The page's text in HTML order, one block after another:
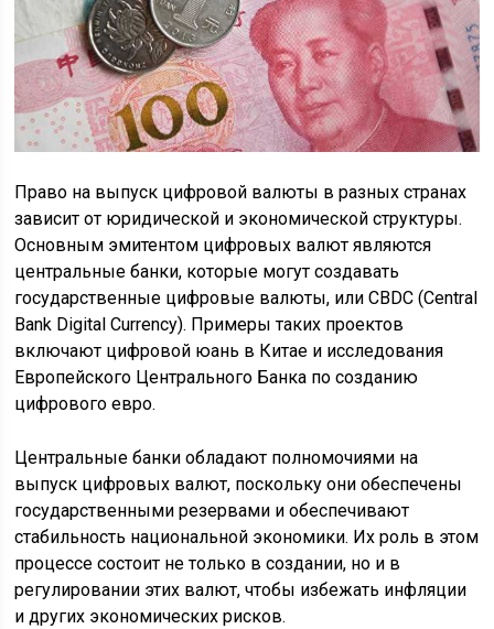
Право на выпуск цифровой валюты в разных странах
зависит от юридической и экономической структуры.
Основным эмитентом цифровых валют являются
центральные банки, которые могут создавать
государственные цифровые валюты, или CBDC (Central
Bank Digital Currency). Примеры таких проектов
включают цифровой юань в Китае и исследования
Европейского Центрального Банка по созданию
цифрового евро.
Центральные банки обладают полномочиями на
выпуск цифровых валют, поскольку они обеспечены
государственными резервами и обеспечивают
стабильность национальной экономики. Их роль в этом
процессе состоит не только в создании, но и в
регулировании этих валют, чтобы избежать инфляции
и других экономических рисков.